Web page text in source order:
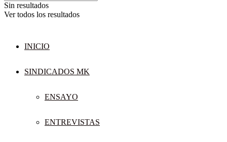
Sin resultados
Ver todos los resultados
INICIO
SINDICADOS MK
ENSAYO
ENTREVISTAS